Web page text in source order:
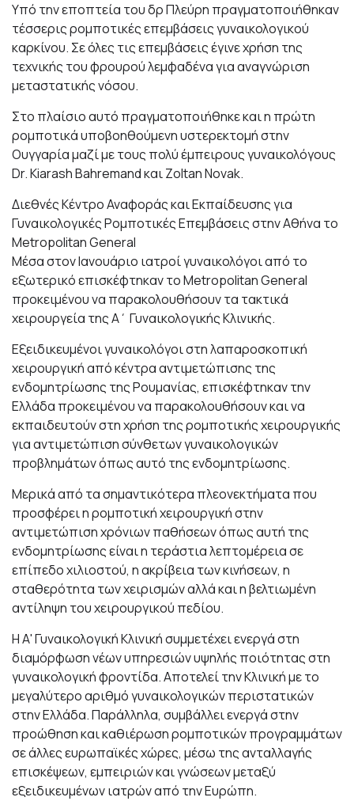
Υπό την εποπτεία του δρ Πλεύρη πραγματοποιήθηκαν
τέσσερις ρομποτικές επεμβάσεις γυναικολογικού
καρκίνου. Σε όλες τις επεμβάσεις έγινε χρήση της
τεχνικής του φρουρού λεμφαδένα για αναγνώριση
μεταστατικής νόσου.
Στο πλαίσιο αυτό πραγματοποιήθηκε και η πρώτη
ρομποτικά υποβοηθούμενη υστερεκτομή στην
Ουγγαρία μαζί με τους πολύ έμπειρους γυναικολόγους
Dr. Kiarash Bahremand και Zoltan Novak.
Διεθνές Κέντρο Αναφοράς και Εκπαίδευσης για
Γυναικολογικές Ρομποτικές Επεμβάσεις στην Αθήνα το
Metropolitan General
Μέσα στον Ιανουάριο ιατροί γυναικολόγοι από το
εξωτερικό επισκέφτηκαν το Metropolitan General
προκειμένου να παρακολουθήσουν τα τακτικά
χειρουργεία της Α΄ Γυναικολογικής Κλινικής.
Εξειδικευμένοι γυναικολόγοι στη λαπαροσκοπική
χειρουργική από κέντρα αντιμετώπισης της
ενδομητρίωσης της Ρουμανίας, επισκέφτηκαν την
Ελλάδα προκειμένου να παρακολουθήσουν και να
εκπαιδευτούν στη χρήση της ρομποτικής χειρουργικής
για αντιμετώπιση σύνθετων γυναικολογικών
προβλημάτων όπως αυτό της ενδομητρίωσης.
Μερικά από τα σημαντικότερα πλεονεκτήματα που
προσφέρει η ρομποτική χειρουργική στην
αντιμετώπιση χρόνιων παθήσεων όπως αυτή της
ενδομητρίωσης είναι η τεράστια λεπτομέρεια σε
επίπεδο χιλιοστού, η ακρίβεια των κινήσεων, η
σταθερότητα των χειρισμών αλλά και η βελτιωμένη
αντίληψη του χειρουργικού πεδίου.
Η Α' Γυναικολογική Κλινική συμμετέχει ενεργά στη
διαμόρφωση νέων υπηρεσιών υψηλής ποιότητας στη
γυναικολογική φροντίδα. Αποτελεί την Κλινική με το
μεγαλύτερο αριθμό γυναικολογικών περιστατικών
στην Ελλάδα. Παράλληλα, συμβάλλει ενεργά στην
προώθηση και καθιέρωση ρομποτικών προγραμμάτων
σε άλλες ευρωπαϊκές χώρες, μέσω της ανταλλαγής
επισκέψεων, εμπειριών και γνώσεων μεταξύ
εξειδικευμένων ιατρών από την Ευρώπη.